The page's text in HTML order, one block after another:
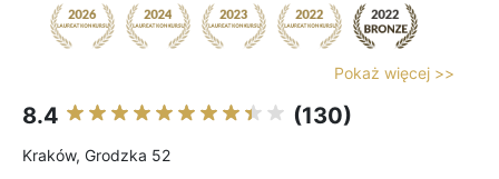
Pokaż więcej >>
8.4 (130)
Kraków, Grodzka 52